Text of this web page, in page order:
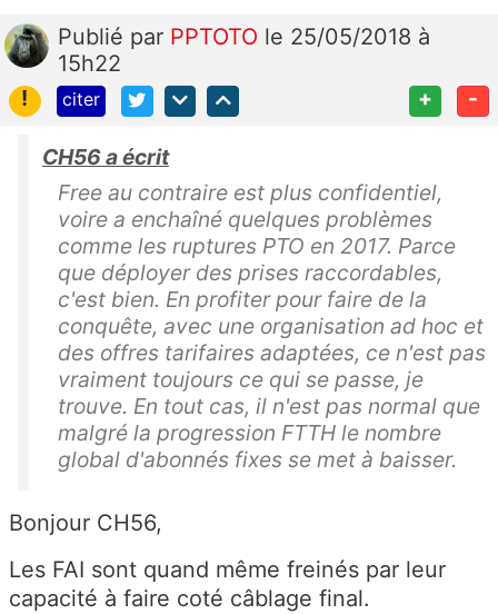
Publié par PPTOTO le 25/05/2018 à
15h22
!
citer + -
CH56 a écrit
Free au contraire est plus confidentiel,
voire a enchaîné quelques problèmes
comme les ruptures PTO en 2017. Parce
que déployer des prises raccordables,
c'est bien. En profiter pour faire de la
conquête, avec une organisation ad hoc et
des offres tarifaires adaptées, ce n'est pas
vraiment toujours ce qui se passe, je
trouve. En tout cas, il n'est pas normal que
malgré la progression FTTH le nombre
global d'abonnés fixes se met à baisser.
Bonjour CH56,
Les FAI sont quand même freinés par leur
capacité à faire coté câblage final.